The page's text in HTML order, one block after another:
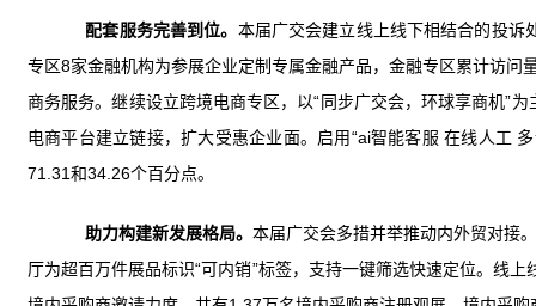
配套服务完善到位。 本届广交会建立线上线下相结合的投诉
专区8家金融机构为参展企业定制专属金融产品，金融专区累计访
商务服务。继续设立跨境电商专区，以“同步广交会，环球享商机”
电商平台建立链接，扩大受惠企业面。启用“ai智能客服 在线人工
71.31和34.26个百分点。
助力构建新发展格局。本届广交会多措并举推动内外贸对接
厅为超百万件展品标识“可内销”标签，支持一键筛选快速定位。线